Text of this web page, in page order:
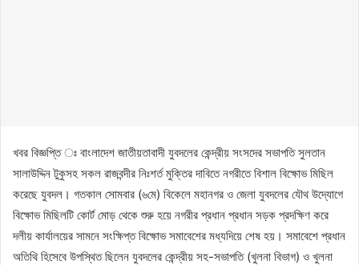
খবর বিজ্ঞপ্তি ঃ বাংলাদেশ জাতীয়তাবাদী যুবদলের কেন্দ্রীয় সংসদের সভাপতি সুলতান
সালাউদ্দিন টুকুসহ সকল রাজবন্দীর নিঃশর্ত মুক্তির দাবিতে নগরীতে বিশাল বিক্ষোভ মিছিল
করেছে যুবদল। গতকাল সোমবার (৬মে) বিকেলে মহানগর ও জেলা যুবদলের যৌথ উদ্যোগে
বিক্ষোভ মিছিলটি কোর্ট মোড় থেকে শুরু হয়ে নগরীর প্রধান প্রধান সড়ক প্রদক্ষিণ করে
দলীয় কার্যালয়ের সামনে সংক্ষিপ্ত বিক্ষোভ সমাবেশের মধ্যদিয়ে শেষ হয়। সমাবেশে প্রধান
অতিথি হিসেবে উপস্থিত ছিলেন যুবদলের কেন্দ্রীয় সহ-সভাপতি (খুলনা বিভাগ) ও খুলনা